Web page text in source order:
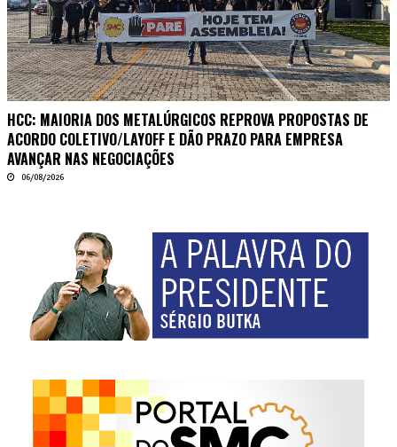
HCC: MAIORIA DOS METALÚRGICOS REPROVA PROPOSTAS DE
ACORDO COLETIVO/LAYOFF E DÃO PRAZO PARA EMPRESA
AVANÇAR NAS NEGOCIAÇÕES
06/08/2026